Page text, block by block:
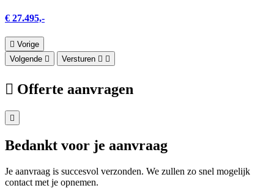
€ 27.495,-
Vorige
Volgende
Versturen
Offerte aanvragen
Bedankt voor je aanvraag
Je aanvraag is succesvol verzonden. We zullen zo snel mogelijk
contact met je opnemen.